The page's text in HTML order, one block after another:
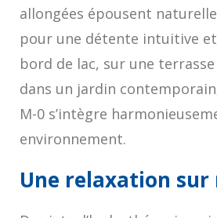
allongées épousent
pour une détente intuitive et
bord de lac, sur une
dans un jardin
M-0 s’intègre
environnement.
Une relaxation sur